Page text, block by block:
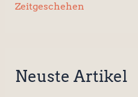
Zeitgeschehen
Neuste Artikel